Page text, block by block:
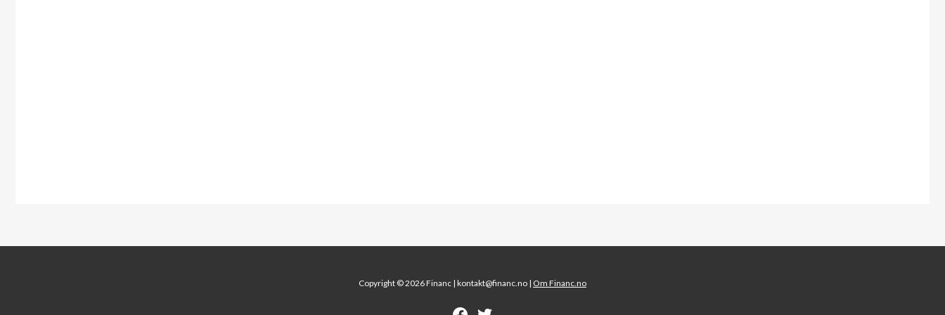
Copyright © 2026 Financ | kontakt@financ.no | Om Financ.no